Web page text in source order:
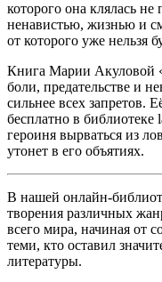
которого она клялась
ненавистью, жизнью и
от которого уже нельзя
Книга Марии Акуловой
боли, предательстве и
сильнее всех запретов.
бесплатно в
героиня вырваться из
утонет в его объятиях.
В нашей онлайн-
творения различных
всего мира, начиная от
теми, кто оставил
литературы.